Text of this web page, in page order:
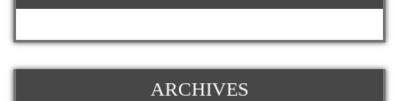
ARCHIVES